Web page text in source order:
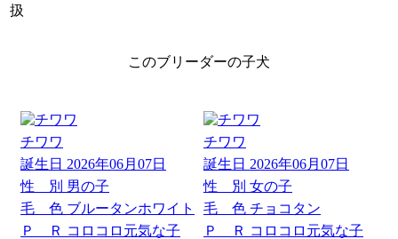
扱
このブリーダーの子犬
チワワ
誕生日 2026年06月07日
性 別 男の子
毛 色 ブルータンホワイト
Ｐ Ｒ コロコロ元気な子
チワワ
誕生日 2026年06月07日
性 別 女の子
毛 色 チョコタン
Ｐ Ｒ コロコロ元気な子